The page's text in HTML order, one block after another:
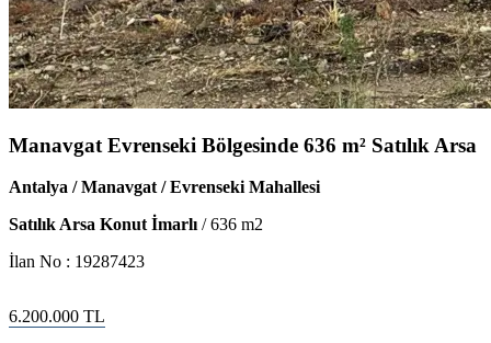
Manavgat Evrenseki Bölgesinde 636 m² Satılık Arsa
Antalya / Manavgat / Evrenseki Mahallesi
Satılık Arsa Konut İmarlı /636 m2
İlan No : 19287423
6.200.000 TL